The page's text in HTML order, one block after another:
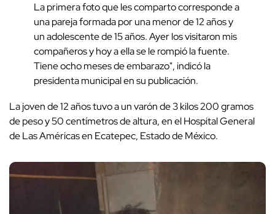
La primera foto que les comparto corresponde a
una pareja formada por una menor de 12 años y
un adolescente de 15 años. Ayer los visitaron mis
compañeros y hoy a ella se le rompió la fuente.
Tiene ocho meses de embarazo", indicó la
presidenta municipal en su publicación.
La joven de 12 años tuvo a un varón de 3 kilos 200 gramos
de peso y 50 centímetros de altura, en el Hospital General
de Las Américas en Ecatepec, Estado de México.